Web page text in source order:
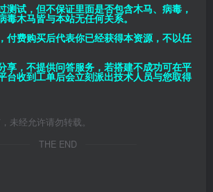
测试，但不保证里面是否包含木马、病毒，
毒木马皆与本站无任何关系。
付费购买后代表你已经获得本资源，不以任
享，不提供问答服务，若搭建不成功可在平
台收到工单后会立刻派出技术人员与您取得
未经允许请勿转载。
THE END